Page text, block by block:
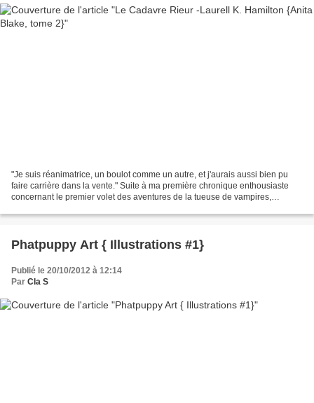
"Je suis réanimatrice, un boulot comme un autre, et j'aurais aussi bien pu
faire carrière dans la vente." Suite à ma première chronique enthousiaste
concernant le premier volet des aventures de la tueuse de vampires,
Phatpuppy Art { Illustrations #1}
Publié le 20/10/2012 à 12:14
Par Cla S